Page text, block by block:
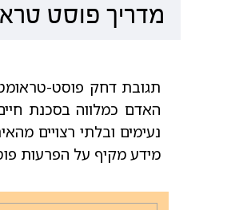
מדריך פוסט
נעימים ובלתי רצויים
מידע מקיף על הפרעות